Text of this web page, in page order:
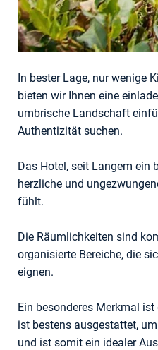
In bester Lage, nur wenige
bieten wir Ihnen eine
umbrische Landschaft
Authentizität suchen.
Das Hotel, seit Langem ein
herzliche und
fühlt.
Die Räumlichkeiten sind
organisierte Bereiche, die
eignen.
Ein besonderes Merkmal
ist bestens ausgestattet,
und ist somit ein idealer